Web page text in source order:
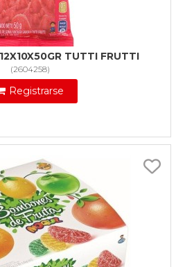
TUTTI FRUTTI
(2604258)
Registrarse